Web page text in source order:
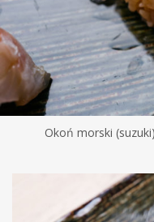
Okoń morski